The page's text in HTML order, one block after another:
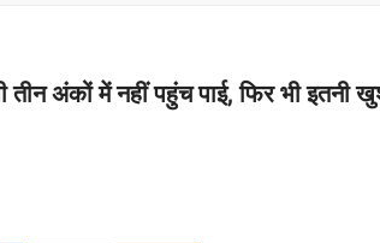
तीन अंकों में नहीं पहुंच पाई, फिर भी